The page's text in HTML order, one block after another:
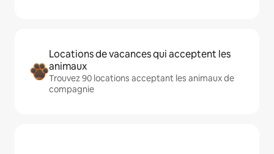
Locations de vacances qui acceptent les
animaux
Trouvez 90 locations acceptant les animaux de
compagnie